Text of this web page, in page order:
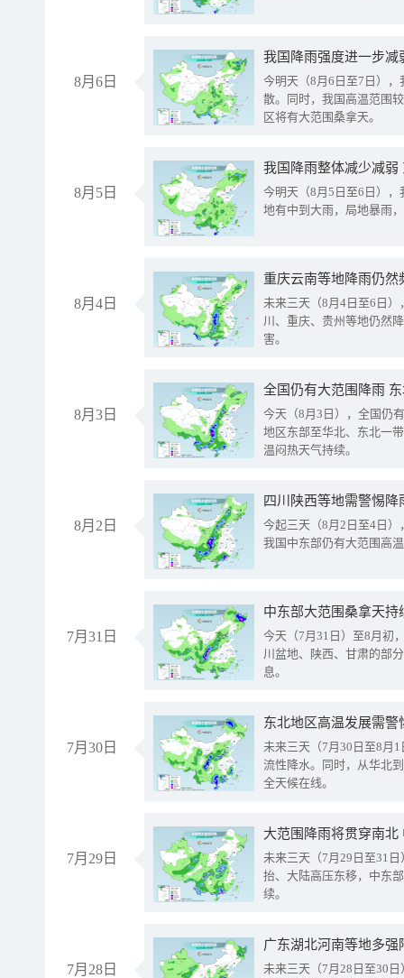
8月6日
今明天（8月6日至7日）
散。同时，我国高温范围
区将有大范围桑拿天。
8月5日
我国降雨整体减少减弱
今明天（8月5日至6日）
地有中到大雨，局地暴雨
8月4日
重庆云南等地降雨仍然
未来三天（8月4日至6日
川、重庆、贵州等地仍然
害。
8月3日
全国仍有大范围降雨
今天（8月3日），全国仍
地区东部至华北、东北一
温闷热天气持续。
8月2日
今起三天（8月2日至4日
我国中东部仍有大范围高
7月31日
中东部大范围桑拿天
今天（7月31日）至8月初
川盆地、陕西、甘肃的部
息。
7月30日
东北地区高温发展需
未来三天（7月30日至8月
流性降水。同时，从华北
全天候在线。
7月29日
大范围降雨将贯穿南
未来三天（7月29日至31
抬、大陆高压东移，中东
续。
7月28日
广东湖北河南等地多
未来三天（7月28日至30